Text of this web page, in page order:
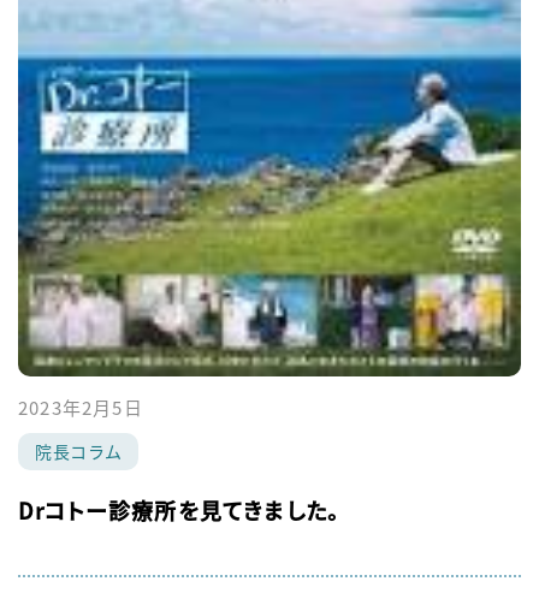
2023年2月5日
院長コラム
Drコトー診療所を見てきました。